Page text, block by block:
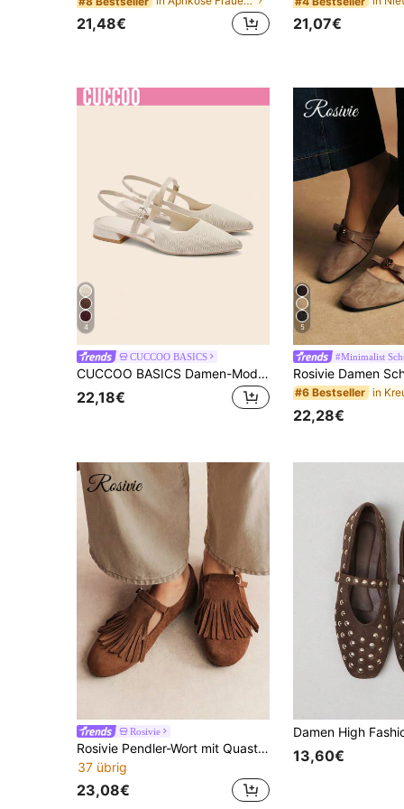
21,48€ 21,07€
4
CUCCOO BASICS
CUCCOO BASICS Damen-Mode Spitze Flache Schuhe, Urlaub Lässig Bequem Vielseitig
22,18€
5
#Minimalist
#6 Bestseller
22,28€
Rosivie
Rosivie Pendler-Wort mit Quaste flache Schuhe Damenschuhe flache Schuhe Designgefühl Temperament Herbst und Sommer Schuhe modisch und sexy Rückraum Pendeln
37 übrig
23,08€
13,60€